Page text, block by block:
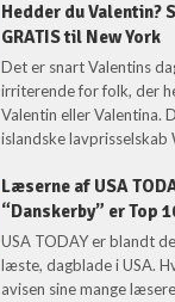
Hedder du Valentin?
GRATIS til New York
Det er snart Valentins
irriterende for folk, der
Valentin eller Valentina.
islandske lavprisselskab
Læserne af USA
“Danskerby” er Top
USA TODAY er blandt
læste, dagblade i USA.
avisen sine mange